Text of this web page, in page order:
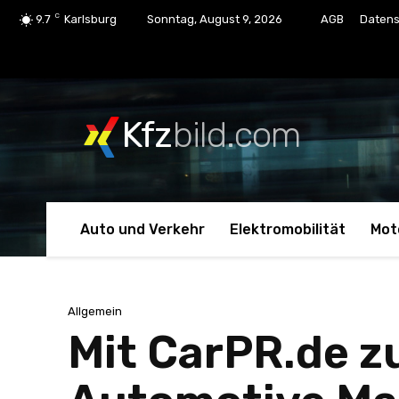
9.7 C Karlsburg Sonntag, August 9, 2026 AGB
Kfzbild.com
Auto und Verkehr Elektromobilität
Allgemein
Mit CarPR.de